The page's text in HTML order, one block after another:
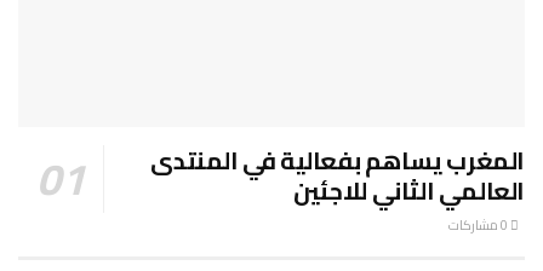
المغرب يساهم بفعالية في المنتدى
العالمي الثاني للاجئين